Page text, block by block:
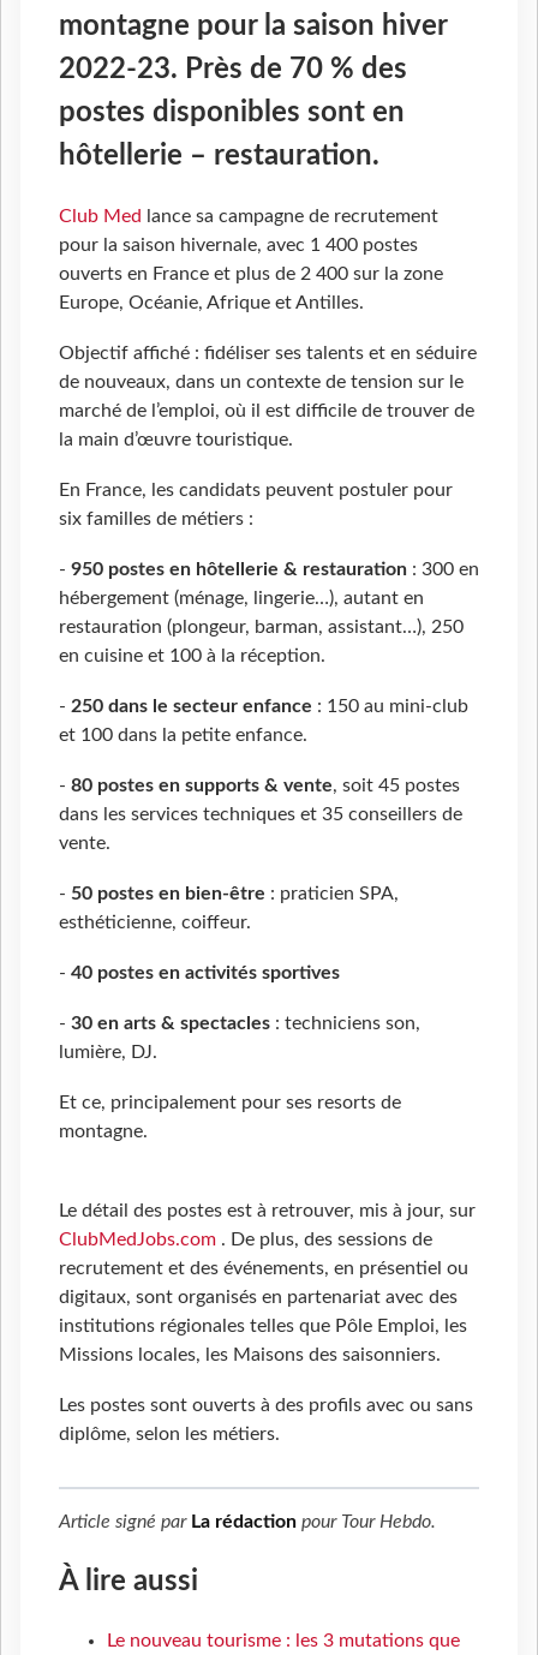
montagne pour la saison hiver
2022-23. Près de 70 % des
postes disponibles sont en
hôtellerie – restauration.
Club Med
lance sa campagne de recrutement
pour la saison hivernale, avec 1 400 postes
ouverts en France et plus de 2 400 sur la zone
Europe, Océanie, Afrique et Antilles.
Objectif affiché : fidéliser ses talents et en séduire
de nouveaux, dans un contexte de tension sur le
marché de l’emploi, où il est difficile de trouver de
la main d’œuvre touristique.
En France, les candidats peuvent postuler pour
six familles de métiers :
- 950 postes en hôtellerie & restauration : 300 en
hébergement (ménage, lingerie…), autant en
restauration (plongeur, barman, assistant…), 250
en cuisine et 100 à la réception.
- 250 dans le secteur enfance : 150 au mini-club
et 100 dans la petite enfance.
- 80 postes en supports & vente, soit 45 postes
dans les services techniques et 35 conseillers de
vente.
- 50 postes en bien-être : praticien SPA,
esthéticienne, coiffeur.
- 40 postes en activités sportives
- 30 en arts & spectacles : techniciens son,
lumière, DJ.
Et ce, principalement pour ses resorts de
montagne.
Le détail des postes est à retrouver, mis à jour, sur
ClubMedJobs.com . De plus, des sessions de
recrutement et des événements, en présentiel ou
digitaux, sont organisés en partenariat avec des
institutions régionales telles que Pôle Emploi, les
Missions locales, les Maisons des saisonniers.
Les postes sont ouverts à des profils avec ou sans
diplôme, selon les métiers.
Article signé par La rédaction pour Tour Hebdo.
À lire aussi
Le nouveau tourisme : les 3 mutations que